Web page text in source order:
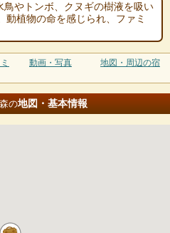
やトンボ、クヌギの樹液を吸い
動植物の命を感じられ、ファミ
動画・写真 地図・周辺の宿
の地図・基本情報